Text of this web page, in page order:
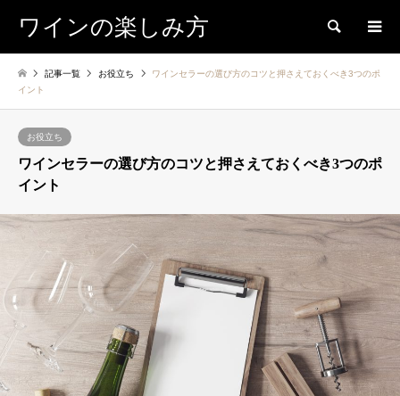
ワインの楽しみ方 検索
記事一覧 お役立ち
ワインセラーの選び方のコツと押さえておくべき3つのポ
イント
お役立ち
ワインセラーの選び方のコツと押さえておくべき3つのポ
イント